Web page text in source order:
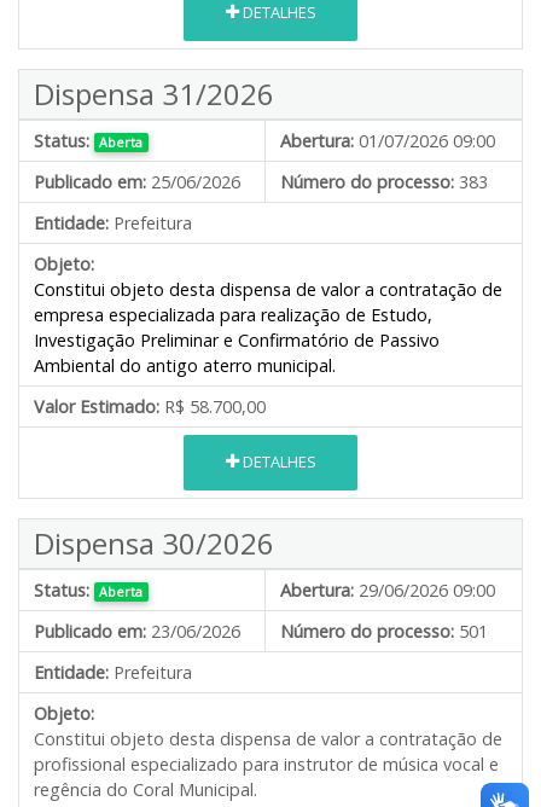
DETALHES
Dispensa 31/2026
Status: Aberta Abertura: 01/07/2026 09:00
Publicado em: 25/06/2026 Número do processo: 383
Entidade: Prefeitura
Objeto:
Constitui objeto desta dispensa de valor a contratação de
empresa especializada para realização de Estudo,
Investigação Preliminar e Confirmatório de Passivo
Ambiental do antigo aterro municipal.
Valor Estimado: R$ 58.700,00
DETALHES
Dispensa 30/2026
Status: Aberta Abertura: 29/06/2026 09:00
Publicado em: 23/06/2026 Número do processo: 501
Entidade: Prefeitura
Objeto:
Constitui objeto desta dispensa de valor a contratação de
profissional especializado para instrutor de música vocal e
regência do Coral Municipal.